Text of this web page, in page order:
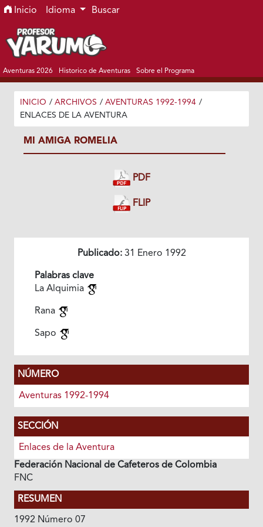
Ir al menú de navegación principal
Ir al contenido principal
Ir al pie de página del sitio
Inicio Idioma Buscar
Aventuras 2026 Historico de Aventuras Sobre el Programa
INICIO / ARCHIVOS / AVENTURAS 1992-1994 /
ENLACES DE LA AVENTURA
MI AMIGA ROMELIA
PDF
FLIP
Publicado:31 Enero 1992
Palabras clave
La Alquimia
Rana
Sapo
NÚMERO
Aventuras 1992-1994
SECCIÓN
Enlaces de la Aventura
Federación Nacional de Cafeteros de Colombia
FNC
RESUMEN
1992 Número 07